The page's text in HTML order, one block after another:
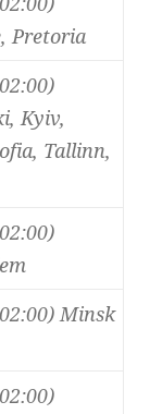
Pretoria
Kyiv,
Tallinn,
Minsk